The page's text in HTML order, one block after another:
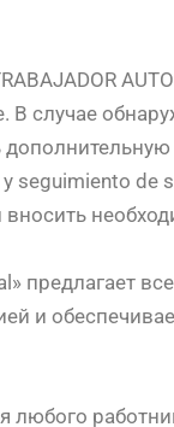
В случае
seguimiento de
вносить
предлагает
и
любого